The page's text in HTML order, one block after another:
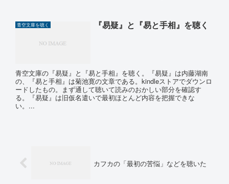
青空文庫を聴く 『易疑』と『易と手相』を聴く
青空文庫の『易疑』と『易と手相』を聴く。『易疑』は内藤湖南
の、『易と手相』は菊池寛の文章である。kindleストアでダウンロ
ードしたもの。まず通して聴いて読みのおかしい部分を確認す
る。『易疑』は旧仮名遣いで最初ほとんど内容を把握できな
い。...
カフカの「最初の苦悩」などを聴いた